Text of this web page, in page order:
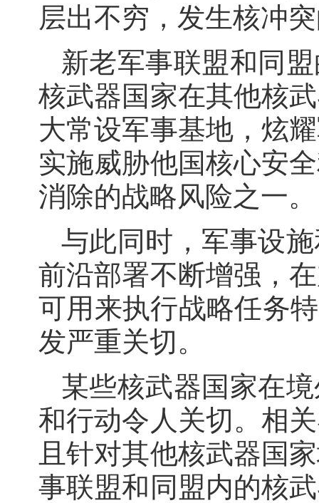
层出不穷，发生核冲
新老军事联盟和同
核武器国家在其他核
大常设军事基地，炫
实施威胁他国核心安
消除的战略风险之一。
与此同时，军事设
前沿部署不断增强，
可用来执行战略任务
发严重关切。
某些核武器国家在
和行动令人关切。相
且针对其他核武器国
事联盟和同盟内的核